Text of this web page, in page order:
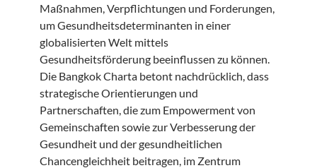
Maßnahmen, Verpflichtungen und Forderungen,
um Gesundheitsdeterminanten in einer
globalisierten Welt mittels
Gesundheitsförderung beeinflussen zu können.
Die Bangkok Charta betont nachdrücklich, dass
strategische Orientierungen und
Partnerschaften, die zum Empowerment von
Gemeinschaften sowie zur Verbesserung der
Gesundheit und der gesundheitlichen
Chancengleichheit beitragen, im Zentrum